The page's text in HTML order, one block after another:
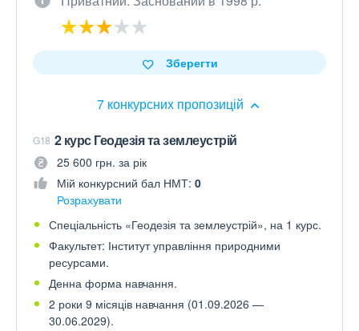
7 конкурсних пропозицій
Зберегти
G18 2 курс Геодезія та землеустрій
25 600 грн. за рік
Мій конкурсний бал НМТ: 0
Розрахувати
Спеціальність «Геодезія та землеустрій», на 1 курс.
Факультет: Інститут управління природними
ресурсами.
Денна форма навчання.
2 роки 9 місяців навчання (01.09.2026 —
30.06.2029).